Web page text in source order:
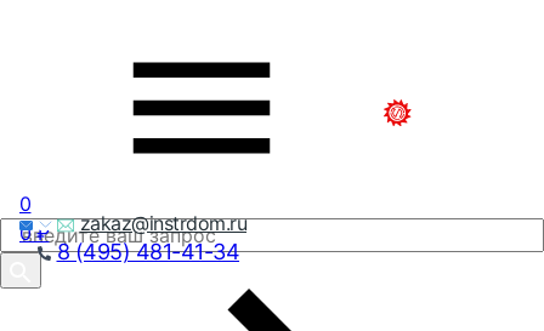
zakaz@instrdom.ru
8 (495) 481-41-34
0
0₽